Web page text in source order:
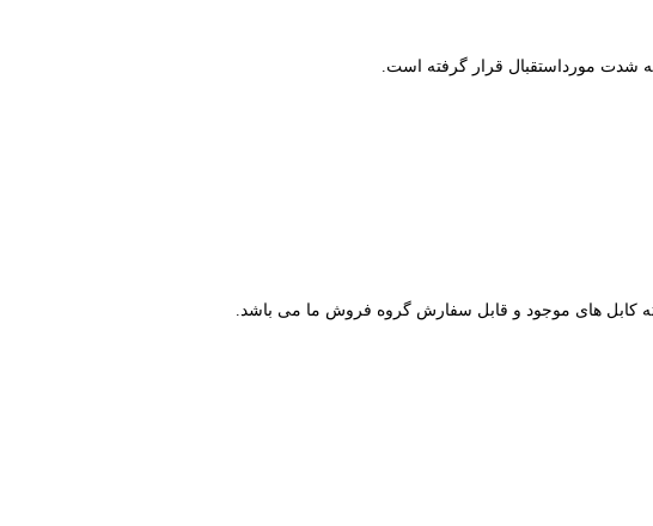
شدت مورداستقبال قرار گرفته است.
کابل های موجود و قابل سفارش گروه فروش ما می باشد.